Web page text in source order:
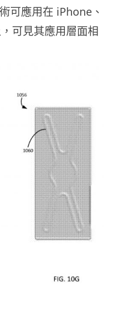
可應用在 iPhone、
可見其應用層面相